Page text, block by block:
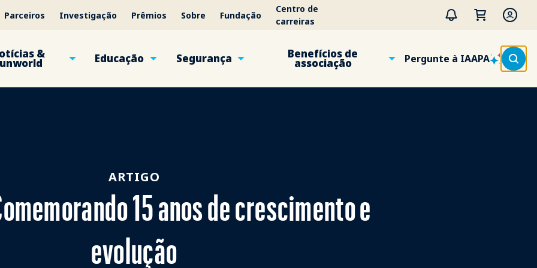
Parceiros Investigação Prêmios Sobre Fundação
Centro de
carreiras
& Educação Segurança Benefícios de
associação Pergunte à IAAPA
ARTIGO
15 anos de crescimento e
evolução